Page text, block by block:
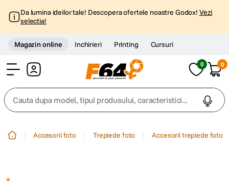
Da lumina ideilor tale! Descopera ofertele noastre Godox! Vezi
selectia!
Magazin online Inchirieri Printing Cursuri
0 0
Cauta dupa model, tipul produsului, caracteristici...
Accesorii foto Trepiede foto Accesorii trepiede foto